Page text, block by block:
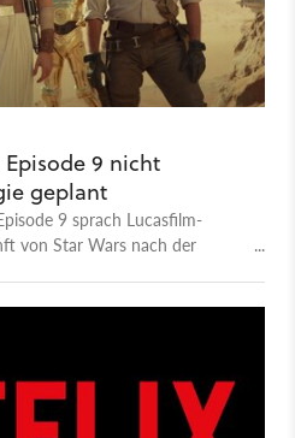
9 nicht
geplant
9 sprach Lucasfilm-
von Star Wars nach der